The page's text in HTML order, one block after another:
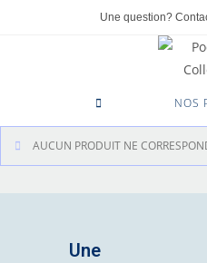
Une question?
NOS
AUCUN PRODUIT NE
Une